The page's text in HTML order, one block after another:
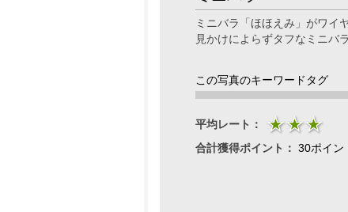
ミニバラ「ほほえみ」がワイ
見かけによらずタフなミニバ
この写真のキーワードタグ
平均レート：
合計獲得ポイント： 30ポイン